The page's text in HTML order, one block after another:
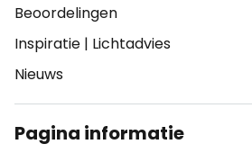
Beoordelingen
Inspiratie | Lichtadvies
Nieuws
Pagina informatie